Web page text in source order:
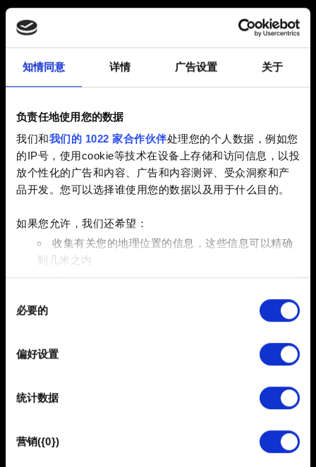
知情同意 详情 广告设置 关于
负责任地使用您的数据
我们和我们的 1022 家合作伙伴处理您的个人数据，例如您
的IP号，使用cookie等技术在设备上存储和访问信息，以投
放个性化的广告和内容、广告和内容测评、受众洞察和产
品开发。您可以选择谁使用您的数据以及用于什么目的。
如果您允许，我们还希望：
收集有关您的地理位置的信息，这些信息可以精确
到几米之内
通过主动扫描特定特征（指纹）来识别您的设备
查找有关您的个人数据如何处理的更多信息，
并设置您的首选项。您可随时从Cookie声明中更改或撤回
部分需要使用 Cookies 的是为了让网站功能可用，而另一
馈，以便网站将更好地服务于您。例如帮助我们在社交媒
也可能与我们的合作伙伴分享我们的 Cookie 片段。但是，
使用所有这些非强制性的 Cookie 都需要提前获取您的许
必要的
偏好设置
统计数据
营销({0})
版本
版本号可以在启动游戏后的主菜单右上角找到。 1.63及以下：
2.31 (最新) 2.3
1.63
其他
电子邮件（请不要输入错别字！）
问题的简短描述
0/20
添加文件
您可以在报告中附带文件。比如图形问题的截图。限制大小：